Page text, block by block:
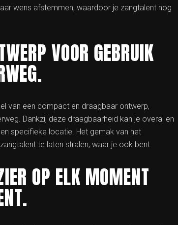
wens afstemmen, waardoor je zangtalent nog
VOOR GEBRUIK
van een compact en draagbaar ontwerp,
Dankzij deze draagbaarheid kan je overal en
specifieke locatie. Het gemak van het
te laten stralen, waar je ook bent.
OP ELK MOMENT